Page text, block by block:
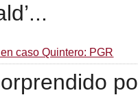
caso Quintero: PGR